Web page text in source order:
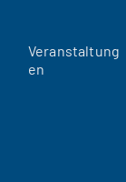
Veranstaltung
en